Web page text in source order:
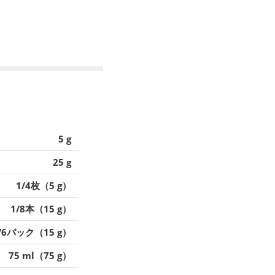
5 g
25 g
1/4枚（5 g）
1/8本（15 g）
パック（15 g）
75 ml（75 g）